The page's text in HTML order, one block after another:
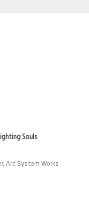
Souls
Arc System Works